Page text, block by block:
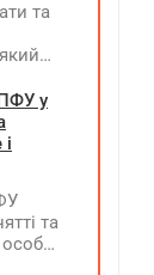
та
час
у
та